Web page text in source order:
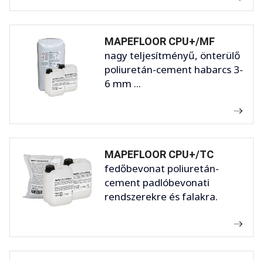
MAPEFLOOR CPU+/MF
nagy teljesítményű, önterülő
poliuretán-cement habarcs 3-
6 mm ...
MAPEFLOOR CPU+/TC
fedőbevonat poliuretán-
cement padlóbevonati
rendszerekre és falakra.